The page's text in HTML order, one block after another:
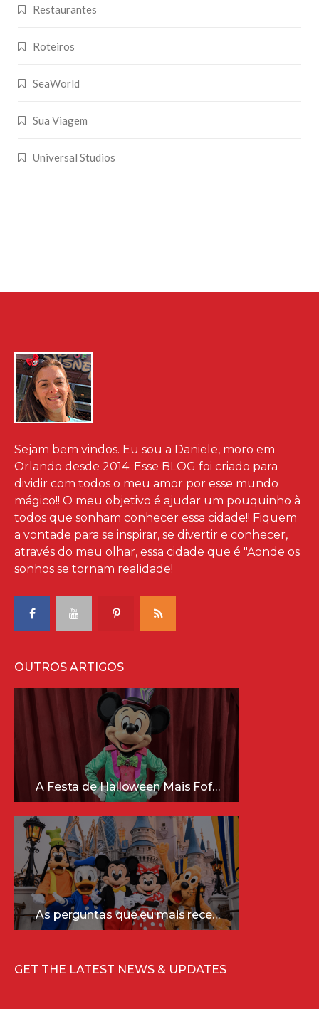
Restaurantes
Roteiros
SeaWorld
Sua Viagem
Universal Studios
Sejam bem vindos. Eu sou a Daniele, moro em
Orlando desde 2014. Esse BLOG foi criado para
dividir com todos o meu amor por esse mundo
mágico!! O meu objetivo é ajudar um pouquinho à
todos que sonham conhecer essa cidade!! Fiquem
a vontade para se inspirar, se divertir e conhecer,
através do meu olhar, essa cidade que é "Aonde os
sonhos se tornam realidade!
OUTROS ARTIGOS
A Festa de Halloween Mais Fofa da Disney Está Chegando!
As perguntas que eu mais recebo sobre a Disney (e as respostas mais sinceras!)
GET THE LATEST NEWS & UPDATES